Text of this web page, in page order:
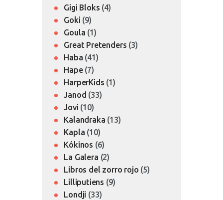
Gigi Bloks (4)
Goki (9)
Goula (1)
Great Pretenders (3)
Haba (41)
Hape (7)
HarperKids (1)
Janod (33)
Jovi (10)
Kalandraka (13)
Kapla (10)
Kókinos (6)
La Galera (2)
Libros del zorro rojo (5)
Lilliputiens (9)
Londji (33)